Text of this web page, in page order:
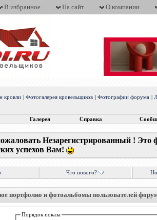
В избранное На сайт О компании
кровли Фотогалерея кровельщиков Фотографии форума
Галерея Справка
Незарегистрированный !
успехов Вам!
Что нового?
портфолио и фотоальбомы пользователей
Порядок показа